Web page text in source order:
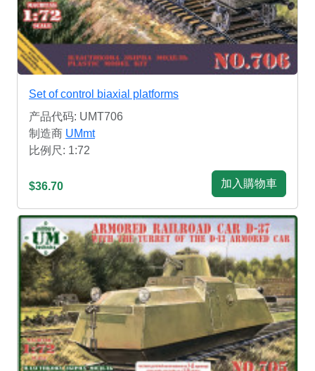
Set of control biaxial platforms
产品代码: UMT706
制造商 UMmt
比例尺: 1:72
$36.70 加入購物車